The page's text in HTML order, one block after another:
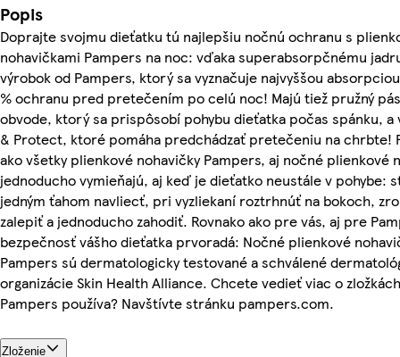
Popis
Doprajte svojmu dieťatku tú najlepšiu nočnú ochranu s
nohavičkami Pampers na noc: vďaka superabsorpčnému
výrobok od Pampers, ktorý sa vyznačuje najvyššou
% ochranu pred pretečením po celú noc! Majú tiež pružný
obvode, ktorý sa prispôsobí pohybu dieťatka počas spánku, a
& Protect, ktoré pomáha predchádzať pretečeniu na chrbte!
ako všetky plienkové nohavičky Pampers, aj nočné plienkové
jednoducho vymieňajú, aj keď je dieťatko neustále v pohybe:
jedným ťahom navliecť, pri vyzliekaní roztrhnúť na bokoch,
zalepiť a jednoducho zahodiť. Rovnako ako pre vás, aj pre
bezpečnosť vášho dieťatka prvoradá: Nočné plienkové
Pampers sú dermatologicky testované a schválené
organizácie Skin Health Alliance. Chcete vedieť viac o
Pampers používa? Navštívte stránku pampers.com.
Zloženie